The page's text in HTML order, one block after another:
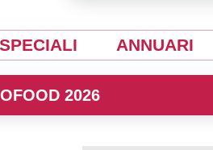
SPECIALI ANNUARI
2026